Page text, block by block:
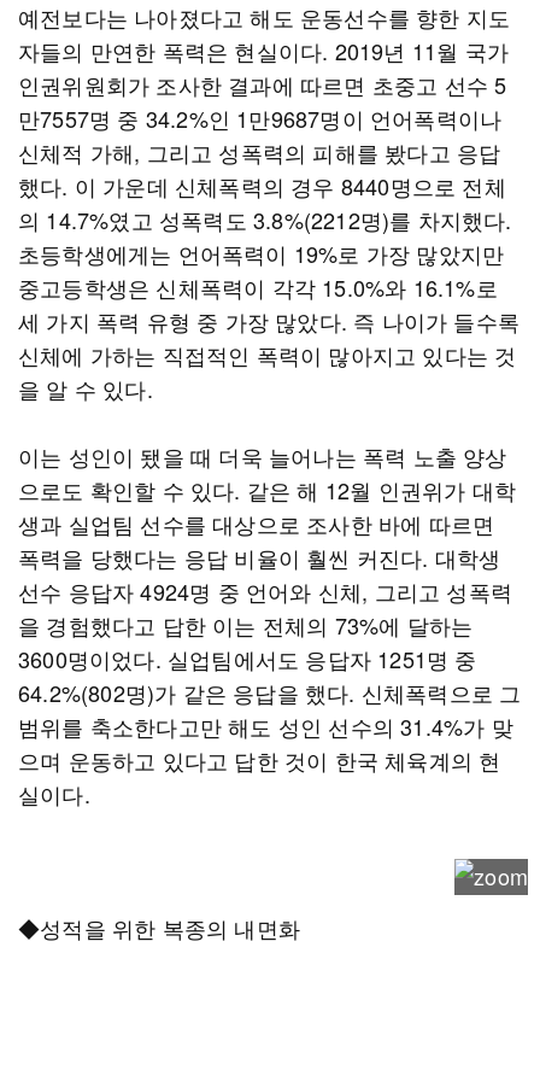
예전보다는 나아졌다고 해도 운동선수를 향한 지도
자들의 만연한 폭력은 현실이다. 2019년 11월 국가
인권위원회가 조사한 결과에 따르면 초중고 선수 5
만7557명 중 34.2%인 1만9687명이 언어폭력이나
신체적 가해, 그리고 성폭력의 피해를 봤다고 응답
했다. 이 가운데 신체폭력의 경우 8440명으로 전체
의 14.7%였고 성폭력도 3.8%(2212명)를 차지했다.
초등학생에게는 언어폭력이 19%로 가장 많았지만
중고등학생은 신체폭력이 각각 15.0%와 16.1%로
세 가지 폭력 유형 중 가장 많았다. 즉 나이가 들수록
신체에 가하는 직접적인 폭력이 많아지고 있다는 것
을 알 수 있다.
이는 성인이 됐을 때 더욱 늘어나는 폭력 노출 양상
으로도 확인할 수 있다. 같은 해 12월 인권위가 대학
생과 실업팀 선수를 대상으로 조사한 바에 따르면
폭력을 당했다는 응답 비율이 훨씬 커진다. 대학생
선수 응답자 4924명 중 언어와 신체, 그리고 성폭력
을 경험했다고 답한 이는 전체의 73%에 달하는
3600명이었다. 실업팀에서도 응답자 1251명 중
64.2%(802명)가 같은 응답을 했다. 신체폭력으로 그
범위를 축소한다고만 해도 성인 선수의 31.4%가 맞
으며 운동하고 있다고 답한 것이 한국 체육계의 현
실이다.
◆성적을 위한 복종의 내면화